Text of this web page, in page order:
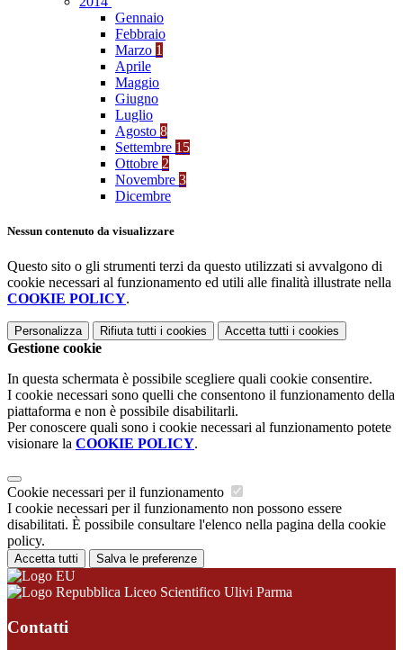
Gennaio
Febbraio
Marzo 1
Aprile
Maggio
Giugno
Luglio
Agosto 8
Settembre 15
Ottobre 2
Novembre 3
Dicembre
Nessun contenuto da visualizzare
Questo sito o gli strumenti terzi da questo utilizzati si avvalgono di
cookie necessari al funzionamento ed utili alle finalità illustrate nella
COOKIE POLICY.
Personalizza Rifiuta tutti i cookies Accetta tutti i cookies
Gestione cookie
In questa schermata è possibile scegliere quali cookie consentire.
I cookie necessari sono quelli che consentono il funzionamento della
piattaforma e non è possibile disabilitarli.
Per conoscere quali sono i cookie necessari al funzionamento potete
visionare la COOKIE POLICY.
Cookie necessari per il funzionamento
I cookie necessari per il funzionamento non possono essere
disabilitati. È possibile consultare l'elenco nella pagina della cookie
policy.
Accetta tutti Salva le preferenze
Liceo Scientifico Ulivi Parma
Contatti